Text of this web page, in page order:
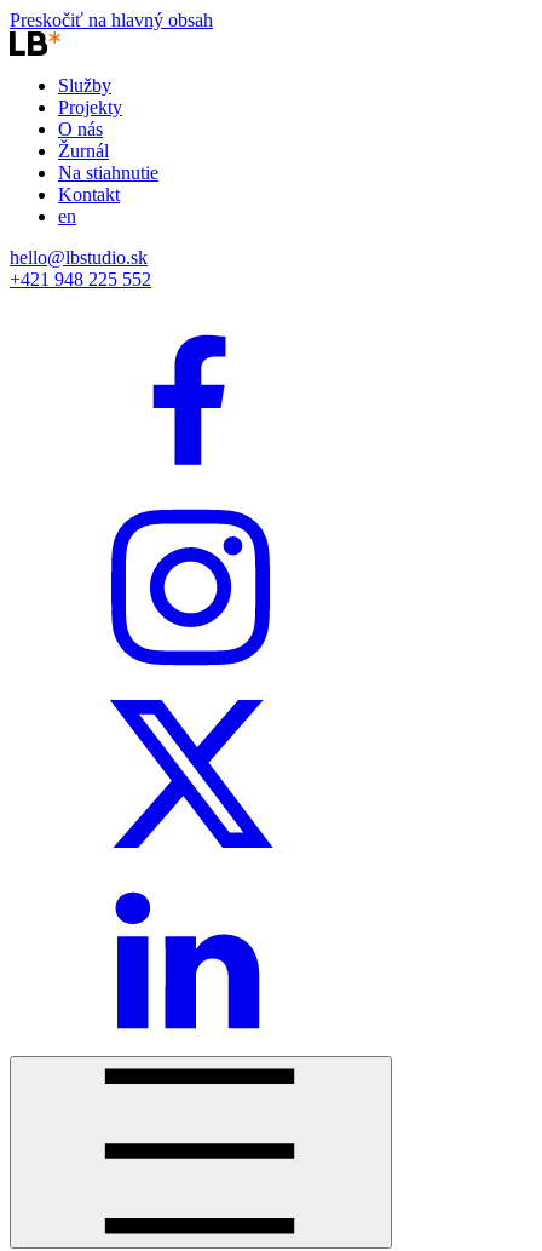
Preskočiť na hlavný obsah
Služby
Projekty
O nás
Žurnál
Na stiahnutie
Kontakt
en
hello@lbstudio.sk
+421 948 225 552